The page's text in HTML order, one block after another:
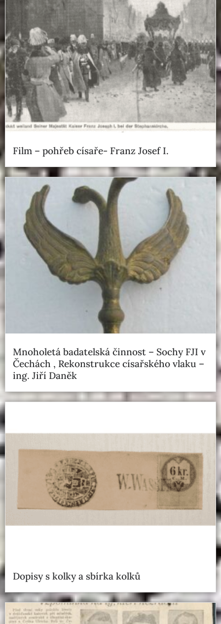
Film – pohřeb císaře- Franz Josef I.
Mnoholetá badatelská činnost – Sochy FJI v
Čechách , Rekonstrukce císařského vlaku –
ing. Jiří Daněk
Dopisy s kolky a sbírka kolků